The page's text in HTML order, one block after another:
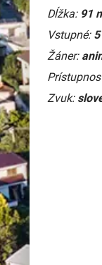
Dĺžka: 91
Vstupné:
Žáner:
Zvuk: